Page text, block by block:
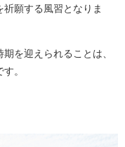
願する風習となりま
を迎えられることは、
。